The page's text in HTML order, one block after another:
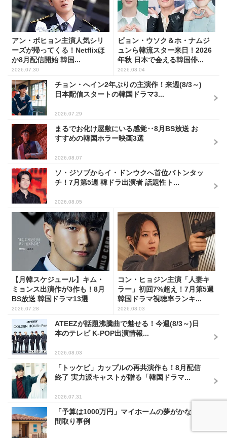
アン・ボヒョン主演人気シリ
ーズが帰ってくる！Netflixほ
か8月配信開始 韓国...
2026.07.30
ビョン・ウソク＆ホ・ナムジ
ュンら韓流スター来日！2026
年秋 日本で会える韓国俳...
2026.08.04
チョン・へイン2年ぶりの主演作！来週(8/3～)
日本配信スタートの韓国ドラマ3...
2026.07.29
まるでお化け屋敷にいる感覚‥8月BS放送 お
すすめの韓国ホラー映画3選
2026.08.07
ソ・ジソブからイ・ドンウクへ首位バトンタッ
チ！7月第5週 韓ドラ出演者 話題性ト...
2026.08.05
【月韓スケジュール】キム・
ミョンス出演作が3作も！8月
BS放送 韓国ドラマ13選
2026.07.28
コン・ヒョジン主演「人妻キ
ラー」初回7%超え！7月第5週
韓国ドラマ視聴率ランキ...
2026.08.03
ATEEZが話題沸騰曲で魅せる！今週(8/3～)日
本のテレビ K-POP出演情報...
2026.08.03
「トッケビ」カップルの再共演作も！8月配信
終了 実力派キャストが贈る「韓国ドラマ...
2026.07.31
「予算は1000万円」マイホームの夢がかなう
間取り事例